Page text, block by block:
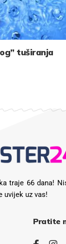
tuširanja
traje 66 dana!
uvijek uz vas!
Pratite